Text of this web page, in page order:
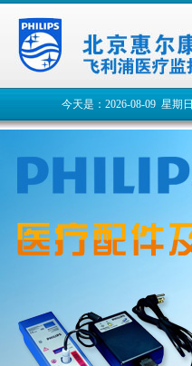
今天是：2026-08-09 星期日